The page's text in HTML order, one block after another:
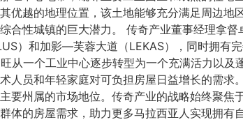
优越的地理位置，该土地能够充分满足周边
合性城镇的巨大潜力。 传奇产业董事经理拿
）和加影—芙蓉大道（LEKAS），同时拥有
从一个工业中心逐步转型为一个充满活力以
人员和年轻家庭对可负担房屋日益增长的需求
要州属的市场地位。传奇产业的战略始终聚
体的房屋需求，助力更多马拉西亚人实现拥